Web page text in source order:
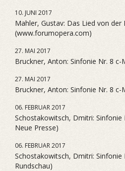
10. JUNI 2017
Mahler, Gustav: Das Lied von der
(www.forumopera.com)
27. MAI 2017
Bruckner, Anton: Sinfonie Nr. 8 c-
27. MAI 2017
Bruckner, Anton: Sinfonie Nr. 8 c-
06. FEBRUAR 2017
Schostakowitsch, Dmitri:
Neue Presse)
06. FEBRUAR 2017
Schostakowitsch, Dmitri:
Rundschau)